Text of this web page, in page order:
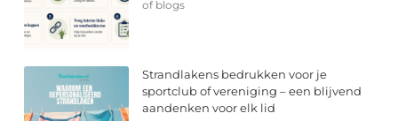
of blogs
Strandlakens bedrukken voor je
sportclub of vereniging – een blijvend
aandenken voor elk lid